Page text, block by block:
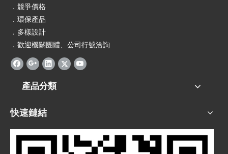
．競爭價格
．環保產品
．多樣設計
．歡迎機關團體、公司行號洽詢
產品分類
快速鏈結